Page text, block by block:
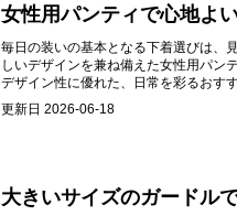
女性用パンティで心地よ
毎日の装いの基本となる下着選びは、
しいデザインを兼ね備えた女性用パン
デザイン性に優れた、日常を彩るおす
更新日 2026-06-18
大きいサイズのガードル